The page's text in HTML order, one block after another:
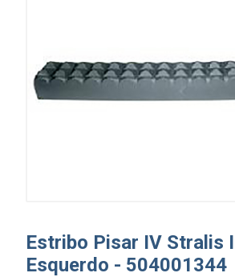
Estribo Pisar IV Stralis
Esquerdo - 504001344